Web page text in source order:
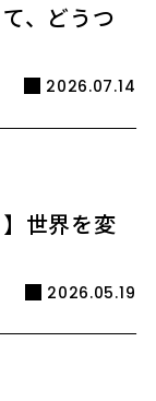
、どうつ
2026.07.14
世界を変
2026.05.19